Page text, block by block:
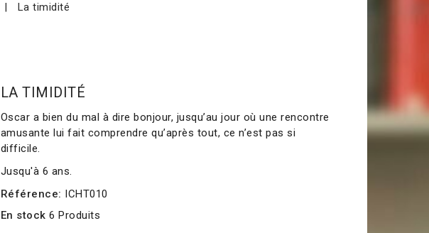
La timidité
LA TIMIDITÉ
Oscar a bien du mal à dire bonjour, jusqu’au jour où une rencontre
amusante lui fait comprendre qu’après tout, ce n’est pas si
difficile.
Jusqu'à 6 ans.
Référence: ICHT010
En stock 6 Produits